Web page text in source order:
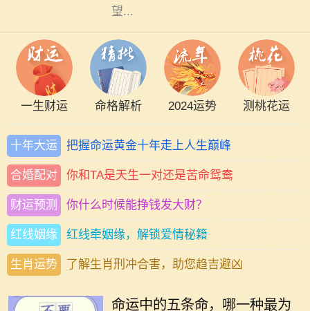
望...
一生财运 命格解析 2024运势 测桃花运
十年大运 把握命运黄金十年走上人生巅峰
合婚配对 你和TA是天生一对还是苦命鸳鸯
财运预测 你什么时候能挣钱发大财？
红线姻缘 红线牵姻缘，解锁爱情秘籍
生肖运势 了解生肖刑冲合害，助您趋吉避凶
命运中的五条命，哪一种最为
在人生的旅途中，我们每个人都在不